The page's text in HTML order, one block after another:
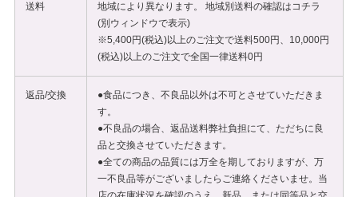
送料 地域により異なります。 地域別送料の確認はコチラ
(別ウィンドウで表示)
※5,400円(税込)以上のご注文で送料500円、10,000円
(税込)以上のご注文で全国一律送料0円
返品/交換
●食品につき、不良品以外は不可とさせていただきま
す。
●不良品の場合、返品送料弊社負担にて、ただちに良
品と交換させていただきます。
●全ての商品の品質には万全を期しておりますが、万
一不良品等がございましたらご連絡くださいませ。当